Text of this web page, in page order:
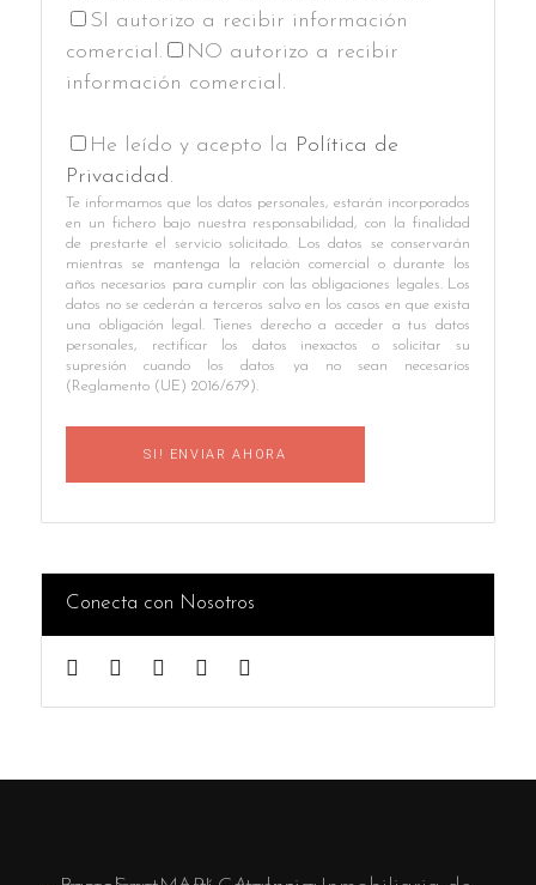
SI autorizo a recibir información
comercial.
NO autorizo a recibir
información comercial.
He leído y acepto la Política de
Privacidad .
Te informamos que los datos personales, estarán incorporados
en un fichero bajo nuestra responsabilidad, con la finalidad
de prestarte el servicio solicitado. Los datos se conservarán
mientras se mantenga la relación comercial o durante los
años necesarios para cumplir con las obligaciones legales. Los
datos no se cederán a terceros salvo en los casos en que exista
una obligación legal. Tienes derecho a acceder a tus datos
personales, rectificar los datos inexactos o solicitar su
supresión cuando los datos ya no sean necesarios
(Reglamento (UE) 2016/679).
Conecta con Nosotros